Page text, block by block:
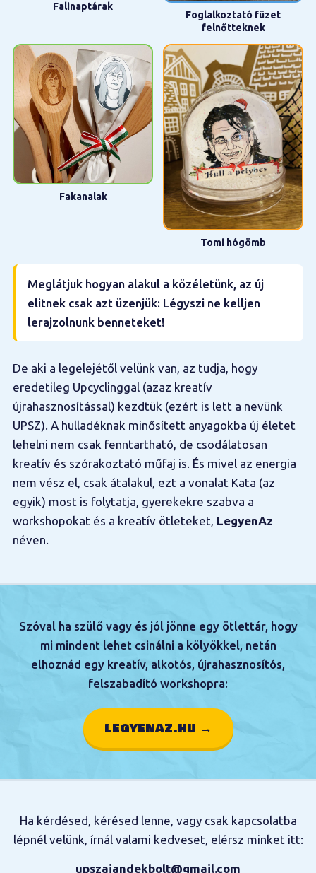
Falinaptárak
Foglalkoztató füzet
felnőtteknek
Fakanalak
Tomi hógömb
Meglátjuk hogyan alakul a közéletünk, az új
elitnek csak azt üzenjük: Légyszi ne kelljen
lerajzolnunk benneteket!
De aki a legelejétől velünk van, az tudja, hogy
eredetileg Upcyclinggal (azaz kreatív
újrahasznosítással) kezdtük (ezért is lett a nevünk
UPSZ). A hulladéknak minősített anyagokba új életet
lehelni nem csak fenntartható, de csodálatosan
kreatív és szórakoztató műfaj is. És mivel az energia
nem vész el, csak átalakul, ezt a vonalat Kata (az
egyik) most is folytatja, gyerekekre szabva a
workshopokat és a kreatív ötleteket, LegyenAz
néven.
Szóval ha szülő vagy és jól jönne egy ötlettár, hogy
mi mindent lehet csinálni a kölyökkel, netán
elhoznád egy kreatív, alkotós, újrahasznosítós,
felszabadító workshopra:
legyenaz.hu →
Ha kérdésed, kérésed lenne, vagy csak kapcsolatba
lépnél velünk, írnál valami kedveset, elérsz minket itt:
upszajandekbolt@gmail.com